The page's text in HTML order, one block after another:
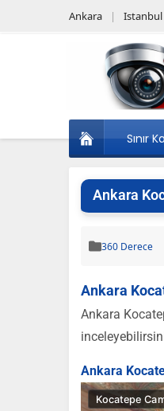
Ankara Istanbul
Sınır
Ankara
360 Derece
Ankara
Ankara
Ankara